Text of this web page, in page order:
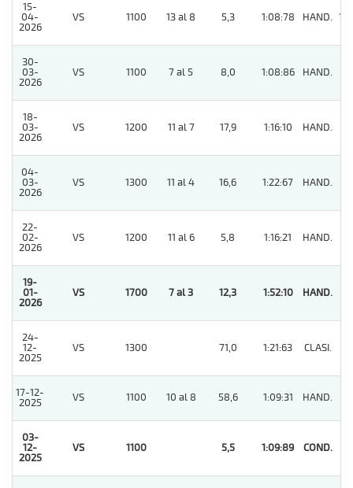
15-
04-
2026
VS 1100 13 al 8 5,3 1:08:78 HAND. 10
30-
03-
2026
VS 1100 7 al 5 8,0 1:08:86 HAND.
18-
03-
2026
VS 1200 11 al 7 17,9 1:16:10 HAND.
04-
03-
2026
VS 1300 11 al 4 16,6 1:22:67 HAND.
22-
02-
2026
VS 1200 11 al 6 5,8 1:16:21 HAND.
19-
01-
2026
VS 1700 7 al 3 12,3 1:52:10 HAND.
24-
12-
2025
VS 1300 71,0 1:21:63 CLASI.
17-12-
2025
VS 1100 10 al 8 58,6 1:09:31 HAND.
03-
12-
2025
VS 1100 5,5 1:09:89 COND.